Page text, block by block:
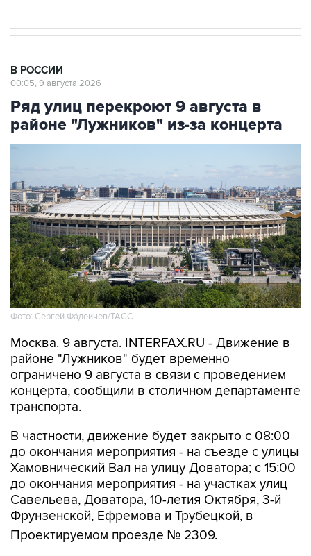
В РОССИИ
00:05, 9 августа 2026
Ряд улиц перекроют 9 августа в
районе "Лужников" из-за концерта
Фото: Сергей Фадеичев/ТАСС
Москва. 9 августа. INTERFAX.RU - Движение в
районе "Лужников" будет временно
ограничено 9 августа в связи с проведением
концерта, сообщили в столичном департаменте
транспорта.
В частности, движение будет закрыто с 08:00
до окончания мероприятия - на съезде с улицы
Хамовнический Вал на улицу Доватора; с 15:00
до окончания мероприятия - на участках улиц
Савельева, Доватора, 10-летия Октября, 3-й
Фрунзенской, Ефремова и Трубецкой, в
Проектируемом проезде № 2309.